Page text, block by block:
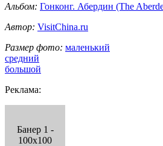
Альбом: Гонконг. Абердин (The
Автор: VisitChina.ru
Размер фото: маленький
средний
большой
Реклама:
Банер 1 -
100x100